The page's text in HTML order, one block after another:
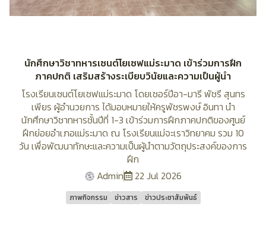
นักศึกษาวิชาทหารเซนต์โยเซฟแม่ระมาด เข้าร่วมการฝึก
ภาคปกติ เสริมสร้างระเบียบวินัยและความเป็นผู้นำ
โรงเรียนเซนต์โยเซฟแม่ระมาด โดยเซอร์ปีอา-มารี พัชรี สุนทร
เพียร ผู้อำนวยการ ได้มอบหมายให้ครูพัชรพงษ์ อินทา นำ
นักศึกษาวิชาทหารชั้นปีที่ 1-3 เข้าร่วมการฝึกภาคปกติของศูนย์
ฝึกย่อยอำเภอแม่ระมาด ณ โรงเรียนแม่จะเราวิทยาคม รวม 10
วัน เพื่อพัฒนาทักษะและความเป็นผู้นำตามวัตถุประสงค์ของการ
ฝึก
Admin
22 Jul 2026
ภาพกิจกรรม ข่าวสาร ข่าวประชาสัมพันธ์